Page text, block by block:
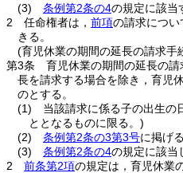
(3)
条例第2条の4の規定に該当
2
任命権者は， 前項の請求につ
きる。
(育児休業の期間の延長の請求手
第3条
育児休業の期間の延長の請
長を請求する場合を除き，育児
のとする。
(1)
当該請求に係る子の出生の
ととなるものに限る。)
(2)
条例第2条の3第3号に掲げ
(3)
条例第2条の4の規定に該当
2
前条第2項の規定は，育児休業